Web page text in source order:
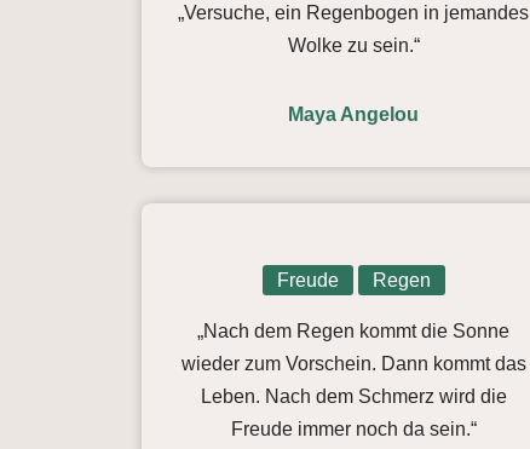
„Versuche, ein Regenbogen in jemandes
Wolke zu sein.“
Maya Angelou
Freude Regen
„Nach dem Regen kommt die Sonne
wieder zum Vorschein. Dann kommt das
Leben. Nach dem Schmerz wird die
Freude immer noch da sein.“